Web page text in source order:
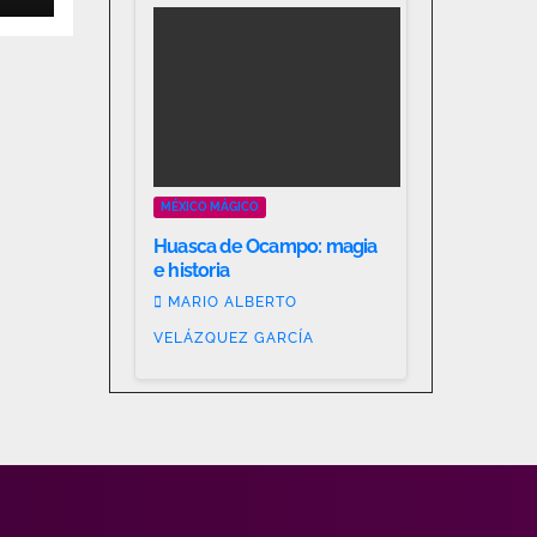
MÉXICO MÁGICO
Huasca de Ocampo: magia
e historia
MARIO ALBERTO
VELÁZQUEZ GARCÍA